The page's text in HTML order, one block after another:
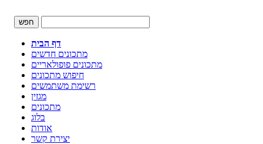
דף הבית
מתכונים חדשים
מתכונים פופולאריים
חיפוש מתכונים
רשימת משתמשים
מגזין
מתכונים
בלוג
אודות
יצירת קשר